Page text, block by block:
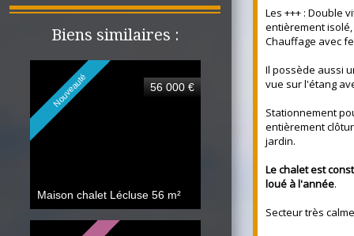
Biens similaires :
Nouveauté 56 000 €
Maison chalet Lécluse 56 m²
Les +++ : Double
entièrement
Chauffage avec
Il possède aussi
vue sur l'étang
Stationnement
entièrement
jardin.
Le chalet est
loué à l'année.
Secteur très